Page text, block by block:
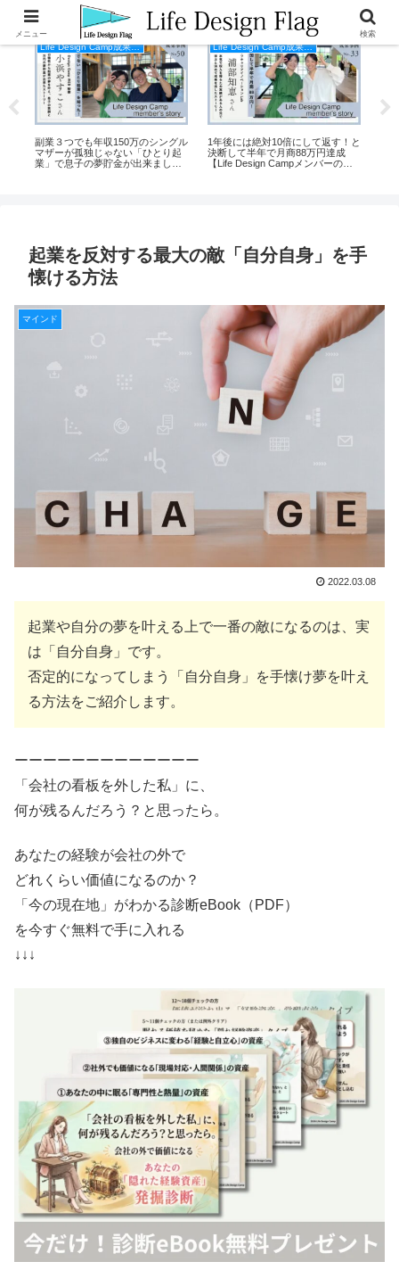
Life Design Camp成果事例
副業３つでも年収150万のシングル
マザーが孤独じゃない「ひとり起
業」で息子の夢貯金が出来まし
Life Design Camp成果事例
1年後には絶対10倍にして返す！と
決断して半年で月商88万円達成
【Life Design Campメンバーの
起業を反対する最大の敵「自分自身」を手
懐ける方法
マインド
2022.03.08
起業や自分の夢を叶える上で一番の敵になるのは、実
は「自分自身」です。
否定的になってしまう「自分自身」を手懐け夢を叶え
る方法をご紹介します。
ーーーーーーーーーーーーー
「会社の看板を外した私」に、
何が残るんだろう？と思ったら。
あなたの経験が会社の外で
どれくらい価値になるのか？
「今の現在地」がわかる診断eBook（PDF）
を今すぐ無料で手に入れる
↓↓↓
メニュー 検索